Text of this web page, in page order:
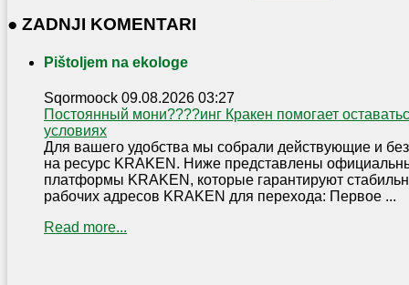
● ZADNJI KOMENTARI
Pištoljem na ekologe
Sqormoock 09.08.2026 03:27
Постоянный мони????инг Кракен помогает
условиях
Для вашего удобства мы собрали действующие и
на ресурс KRAKEN. Ниже представлены
платформы KRAKEN, которые гарантируют
рабочих адресов KRAKEN для перехода: Первое ...
Read more...